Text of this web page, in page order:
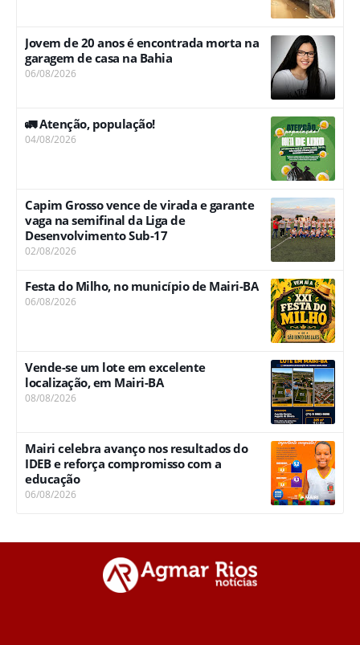
Jovem de 20 anos é encontrada morta na
garagem de casa na Bahia
06/08/2026
🚛 Atenção, população!
04/08/2026
Capim Grosso vence de virada e garante
vaga na semifinal da Liga de
Desenvolvimento Sub-17
02/08/2026
Festa do Milho, no município de Mairi-BA
06/08/2026
Vende-se um lote em excelente
localização, em Mairi-BA
08/08/2026
Mairi celebra avanço nos resultados do
IDEB e reforça compromisso com a
educação
06/08/2026